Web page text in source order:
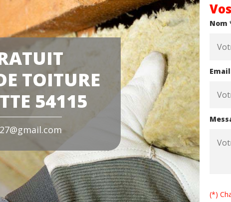
TOITURE
54115
Nom
(*)